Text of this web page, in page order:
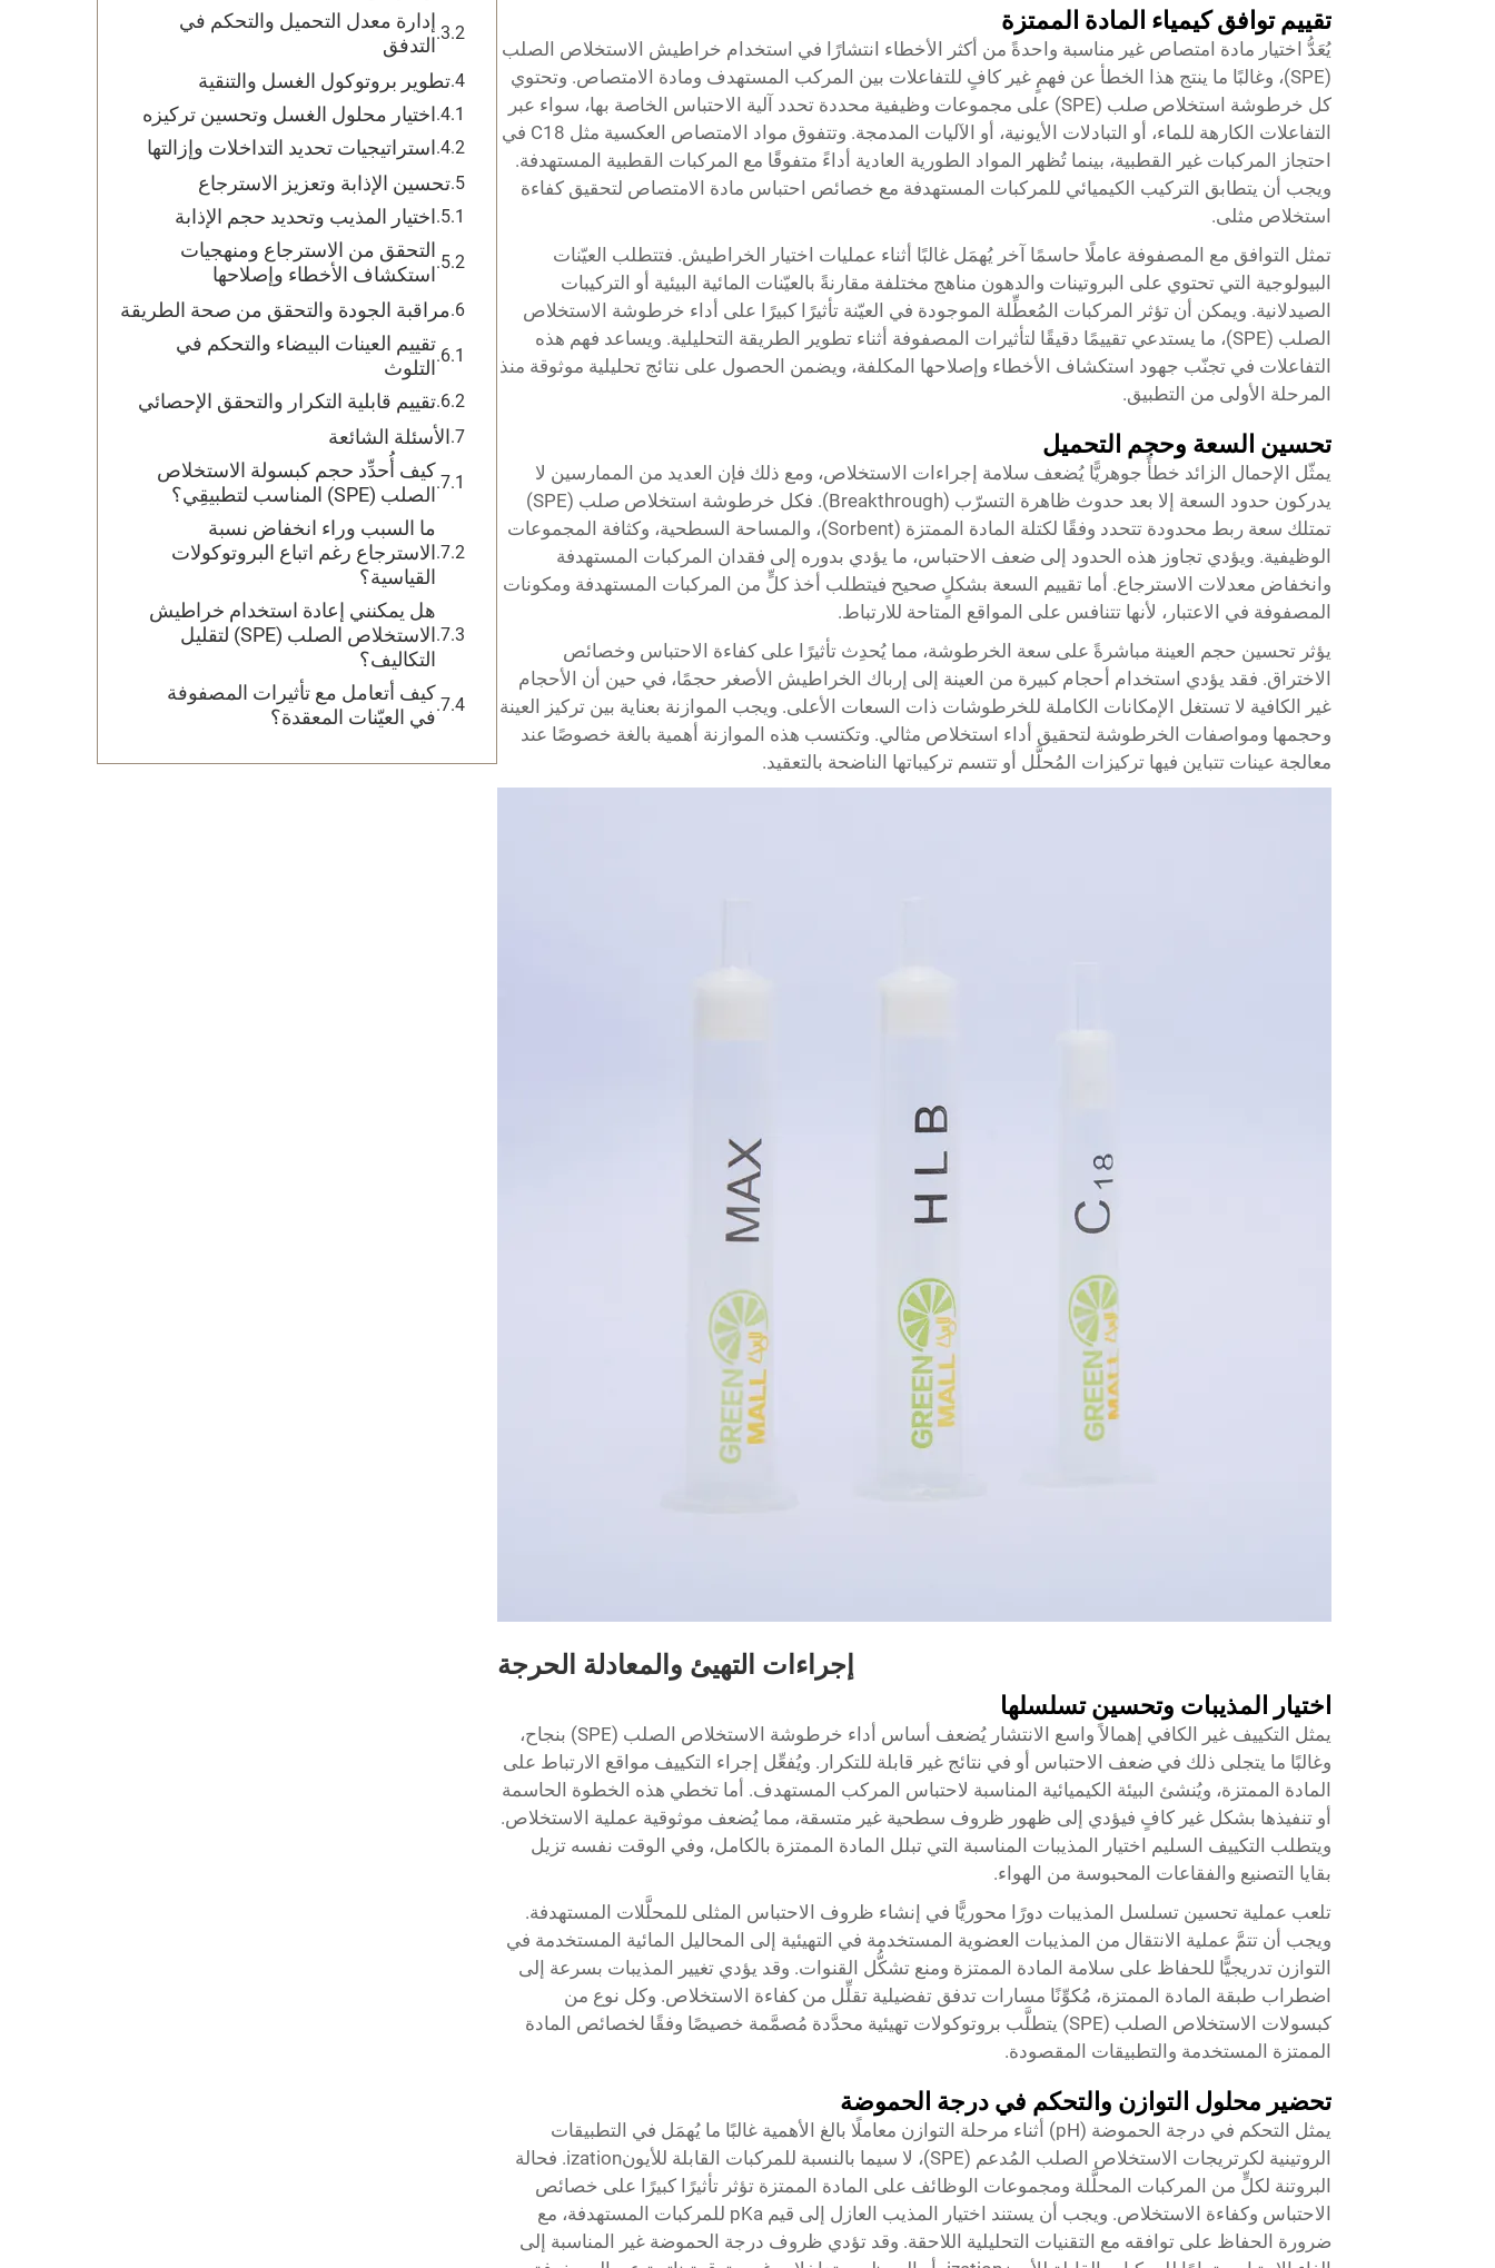
تقييم توافق كيمياء المادة الممتزة
يُعَدُّ اختيار مادة امتصاص غير مناسبة واحدةً من أكثر الأخطاء انتشارًا في استخدام خراطيش الاستخلاص الصلب
(SPE)، وغالبًا ما ينتج هذا الخطأ عن فهمٍ غير كافٍ للتفاعلات بين المركب المستهدف ومادة الامتصاص. وتحتوي
كل خرطوشة استخلاص صلب (SPE) على مجموعات وظيفية محددة تحدد آلية الاحتباس الخاصة بها، سواء عبر
التفاعلات الكارهة للماء، أو التبادلات الأيونية، أو الآليات المدمجة. وتتفوق مواد الامتصاص العكسية مثل C18 في
احتجاز المركبات غير القطبية، بينما تُظهر المواد الطورية العادية أداءً متفوقًا مع المركبات القطبية المستهدفة.
ويجب أن يتطابق التركيب الكيميائي للمركبات المستهدفة مع خصائص احتباس مادة الامتصاص لتحقيق كفاءة
استخلاص مثلى.
تمثل التوافق مع المصفوفة عاملًا حاسمًا آخر يُهمَل غالبًا أثناء عمليات اختيار الخراطيش. فتتطلب العيّنات
البيولوجية التي تحتوي على البروتينات والدهون مناهج مختلفة مقارنةً بالعيّنات المائية البيئية أو التركيبات
الصيدلانية. ويمكن أن تؤثر المركبات المُعطِّلة الموجودة في العيّنة تأثيرًا كبيرًا على أداء خرطوشة الاستخلاص
الصلب (SPE)، ما يستدعي تقييمًا دقيقًا لتأثيرات المصفوفة أثناء تطوير الطريقة التحليلية. ويساعد فهم هذه
التفاعلات في تجنّب جهود استكشاف الأخطاء وإصلاحها المكلفة، ويضمن الحصول على نتائج تحليلية موثوقة منذ
المرحلة الأولى من التطبيق.
تحسين السعة وحجم التحميل
يمثّل الإحمال الزائد خطأً جوهريًّا يُضعف سلامة إجراءات الاستخلاص، ومع ذلك فإن العديد من الممارسين لا
يدركون حدود السعة إلا بعد حدوث ظاهرة التسرّب (Breakthrough). فكل خرطوشة استخلاص صلب (SPE)
تمتلك سعة ربط محدودة تتحدد وفقًا لكتلة المادة الممتزة (Sorbent)، والمساحة السطحية، وكثافة المجموعات
الوظيفية. ويؤدي تجاوز هذه الحدود إلى ضعف الاحتباس، ما يؤدي بدوره إلى فقدان المركبات المستهدفة
وانخفاض معدلات الاسترجاع. أما تقييم السعة بشكلٍ صحيح فيتطلب أخذ كلٍّ من المركبات المستهدفة ومكونات
المصفوفة في الاعتبار، لأنها تتنافس على المواقع المتاحة للارتباط.
يؤثر تحسين حجم العينة مباشرةً على سعة الخرطوشة، مما يُحدِث تأثيرًا على كفاءة الاحتباس وخصائص
الاختراق. فقد يؤدي استخدام أحجام كبيرة من العينة إلى إرباك الخراطيش الأصغر حجمًا، في حين أن الأحجام
غير الكافية لا تستغل الإمكانات الكاملة للخرطوشات ذات السعات الأعلى. ويجب الموازنة بعناية بين تركيز العينة
وحجمها ومواصفات الخرطوشة لتحقيق أداء استخلاص مثالي. وتكتسب هذه الموازنة أهمية بالغة خصوصًا عند
معالجة عينات تتباين فيها تركيزات المُحلَّل أو تتسم تركيباتها الناضحة بالتعقيد.
إجراءات التهيئ والمعادلة الحرجة
اختيار المذيبات وتحسين تسلسلها
يمثل التكييف غير الكافي إهمالاً واسع الانتشار يُضعف أساس أداء خرطوشة الاستخلاص الصلب (SPE) بنجاح،
وغالبًا ما يتجلى ذلك في ضعف الاحتباس أو في نتائج غير قابلة للتكرار. ويُفعِّل إجراء التكييف مواقع الارتباط على
المادة الممتزة، ويُنشئ البيئة الكيميائية المناسبة لاحتباس المركب المستهدف. أما تخطي هذه الخطوة الحاسمة
أو تنفيذها بشكل غير كافٍ فيؤدي إلى ظهور ظروف سطحية غير متسقة، مما يُضعف موثوقية عملية الاستخلاص.
ويتطلب التكييف السليم اختيار المذيبات المناسبة التي تبلل المادة الممتزة بالكامل، وفي الوقت نفسه تزيل
بقايا التصنيع والفقاعات المحبوسة من الهواء.
تلعب عملية تحسين تسلسل المذيبات دورًا محوريًّا في إنشاء ظروف الاحتباس المثلى للمحلَّلات المستهدفة.
ويجب أن تتمَّ عملية الانتقال من المذيبات العضوية المستخدمة في التهيئية إلى المحاليل المائية المستخدمة في
التوازن تدريجيًّا للحفاظ على سلامة المادة الممتزة ومنع تشكُّل القنوات. وقد يؤدي تغيير المذيبات بسرعة إلى
اضطراب طبقة المادة الممتزة، مُكوِّنًا مسارات تدفق تفضيلية تقلِّل من كفاءة الاستخلاص. وكل نوع من
كبسولات الاستخلاص الصلب (SPE) يتطلَّب بروتوكولات تهيئية محدَّدة مُصمَّمة خصيصًا وفقًا لخصائص المادة
الممتزة المستخدمة والتطبيقات المقصودة.
تحضير محلول التوازن والتحكم في درجة الحموضة
يمثل التحكم في درجة الحموضة (pH) أثناء مرحلة التوازن معاملًا بالغ الأهمية غالبًا ما يُهمَل في التطبيقات
الروتينية لكرتريجات الاستخلاص الصلب المُدعم (SPE)، لا سيما بالنسبة للمركبات القابلة للأيونization. فحالة
البروتنة لكلٍّ من المركبات المحلَّلة ومجموعات الوظائف على المادة الممتزة تؤثر تأثيرًا كبيرًا على خصائص
الاحتباس وكفاءة الاستخلاص. ويجب أن يستند اختيار المذيب العازل إلى قيم pKa للمركبات المستهدفة، مع
ضرورة الحفاظ على توافقه مع التقنيات التحليلية اللاحقة. وقد تؤدي ظروف درجة الحموضة غير المناسبة إلى
إدارة معدل التحميل والتحكم في
التدفق
تطوير بروتوكول الغسل والتنقية
اختيار محلول الغسل وتحسين تركيزه
استراتيجيات تحديد التداخلات وإزالتها
تحسين الإذابة وتعزيز الاسترجاع
اختيار المذيب وتحديد حجم الإذابة
التحقق من الاسترجاع ومنهجيات
استكشاف الأخطاء وإصلاحها
مراقبة الجودة والتحقق من صحة الطريقة
تقييم العينات البيضاء والتحكم في
التلوث
تقييم قابلية التكرار والتحقق الإحصائي
الأسئلة الشائعة
كيف أُحدِّد حجم كبسولة الاستخلاص
الصلب (SPE) المناسب لتطبيقِي؟
ما السبب وراء انخفاض نسبة
الاسترجاع رغم اتباع البروتوكولات
القياسية؟
هل يمكنني إعادة استخدام خراطيش
الاستخلاص الصلب (SPE) لتقليل
التكاليف؟
كيف أتعامل مع تأثيرات المصفوفة
في العيّنات المعقدة؟